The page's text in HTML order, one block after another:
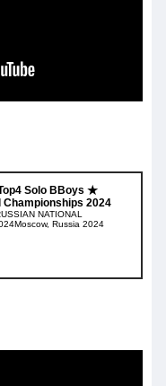
Solo BBoys ★
2024
NATIONAL
Russia 2024